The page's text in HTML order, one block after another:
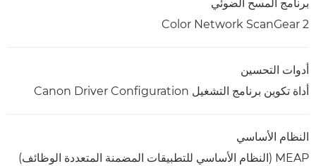
برنامج المسح الضوئي
Color Network ScanGear 2
أدوات التحسين
أداة تكوين برنامج التشغيل Canon Driver Configuration
النظام الأساسي
MEAP (النظام الأساسي للتطبيقات المضمنة المتعددة الوظائف)